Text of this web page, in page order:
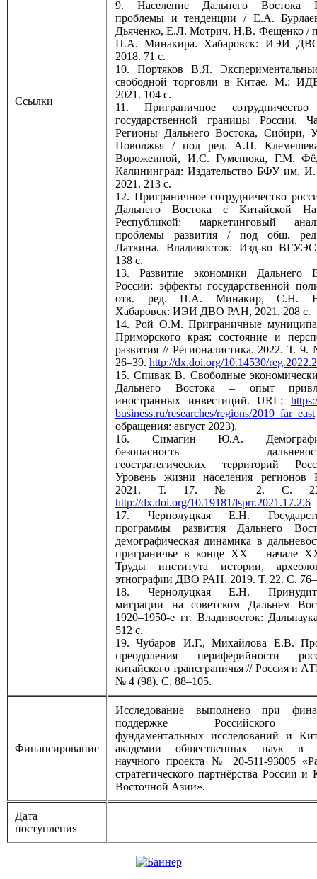
Ссылки
9. Население Дальнего Востока
проблемы и тенденции / Е.А.
Дьяченко, Е.Л. Мотрич, Н.В. Фещенко /
П.А. Минакира. Хабаровск: ИЭИ
2018. 71 с.
10. Портяков В.Я.
свободной торговли в Китае. М.:
2021. 104 с.
11. Приграничное
государственной границы России.
Регионы Дальнего Востока, Сибири,
Поволжья / под ред. А.П.
Ворожеиной, И.С. Гуменюка, Г.М.
Калининград: Издательство БФУ им.
2021. 213 с.
12. Приграничное сотрудничество
Дальнего Востока с Китайской
Республикой: маркетинговый
проблемы развития / под общ.
Латкина. Владивосток: Изд-во
138 с.
13. Развитие экономики Дальнего
России: эффекты государственной
отв. ред. П.А. Минакир, С.Н.
Хабаровск: ИЭИ ДВО РАН, 2021. 208 с.
14. Рой О.М. Приграничные
Приморского края: состояние и
развития // Регионалистика. 2022. Т.
26–39. http://dx.doi.org/10.14530/
15. Спивак В. Свободные
Дальнего Востока – опыт
иностранных инвестиций. URL:
business.ru/researches/regions/2019_far_east
обращения: август 2023).
16. Симагин Ю.А.
безопасность
геостратегических территорий
Уровень жизни населения регионов
2021. Т. 17. № 2. С.
http://dx.doi.org/10.19181/lsprr.2021.17.2.6
17. Чернолуцкая Е.Н.
программы развития Дальнего
демографическая динамика в
приграничье в конце XX – начале
Труды института истории,
этнографии ДВО РАН. 2019. Т. 22. С.
18. Чернолуцкая Е.Н.
миграции на советском Дальнем
1920–1950-е гг. Владивосток:
512 с.
19. Чубаров И.Г., Михайлова Е.В.
преодоления периферийности
китайского трансграничья // Россия и
№ 4 (98). С. 88–105.
Финансирование
Исследование выполнено при
поддержке Российского
фундаментальных исследований и
академии общественных наук в
научного проекта № 20-511-93005
стратегического партнёрства России и
Восточной Азии».
Дата
поступления